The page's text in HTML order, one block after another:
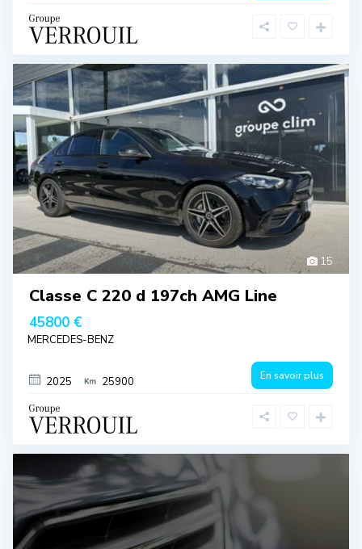
15
Classe C 220 d 197ch AMG Line
45800 €
MERCEDES-BENZ
2025 25900 En savoir plus